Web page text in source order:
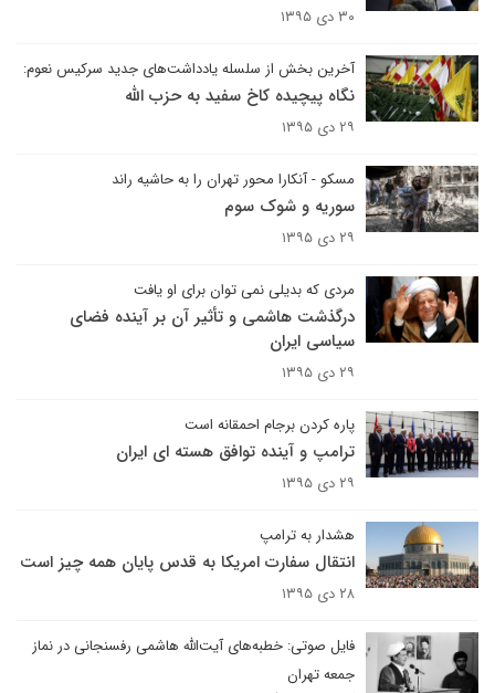
۳۰ دی ۱۳۹۵
آخرین بخش از سلسله یادداشت‌های جدید سرکیس نعوم:
نگاه پیچیده کاخ سفید به حزب الله
۲۹ دی ۱۳۹۵
مسکو - آنکارا محور تهران را به حاشیه راند
سوریه و شوک سوم
۲۹ دی ۱۳۹۵
مردی که بدیلی نمی توان برای او یافت
درگذشت هاشمی و تأثیر آن بر آینده فضای
سیاسی ایران
۲۹ دی ۱۳۹۵
پاره کردن برجام احمقانه است
ترامپ و آینده توافق هسته ای ایران
۲۹ دی ۱۳۹۵
هشدار به ترامپ
انتقال سفارت امریکا به قدس پایان همه چیز است
۲۸ دی ۱۳۹۵
فایل صوتی: خطبه‌های آیت‌الله هاشمی رفسنجانی در نماز
جمعه تهران